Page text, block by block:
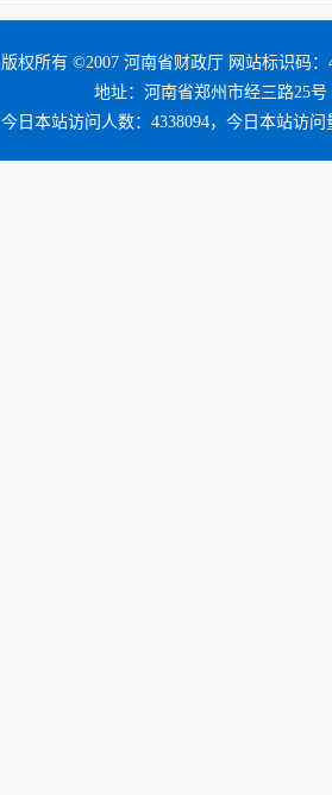
版权所有 ©2007 河南省财政厅 网站标识码：
地址：河南省郑州市经三路25号
今日本站访问人数：4338094，今日本站访问